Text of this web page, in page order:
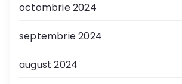
octombrie 2024
septembrie 2024
august 2024